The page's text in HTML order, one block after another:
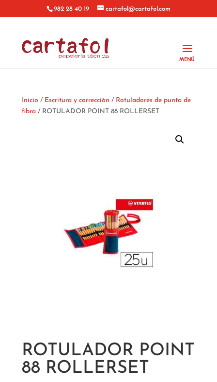
982 28 40 19 cartafol@cartafol.com
Inicio / Escritura y corrección / Rotuladores de punta de
fibra/ ROTULADOR POINT 88 ROLLERSET
ROTULADOR POINT
88 ROLLERSET